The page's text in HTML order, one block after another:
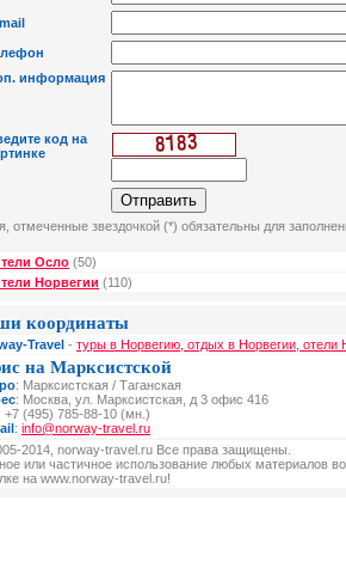
информация
код на
отмеченные звездочкой (*) обязательны для
Осло (50)
Норвегии (110)
координаты
Travel - туры в Норвегию, отдых в Норвегии, отели
на Марксистской
: Марксистская / Таганская
: Москва, ул. Марксистская, д 3 офис 416
: +7 (495) 785-88-10 (мн.)
: info@norway-travel.ru
2014, norway-travel.ru Все права защищены.
или частичное использование любых материалов
на www.norway-travel.ru!